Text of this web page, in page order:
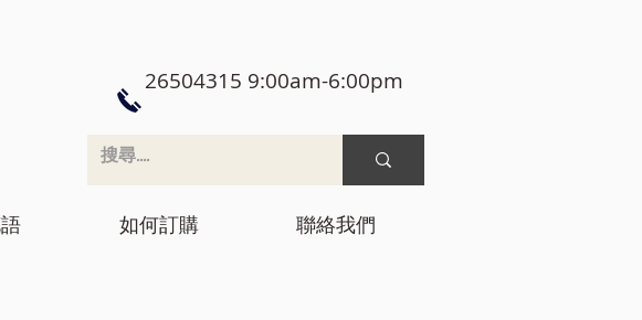
26504315 9:00am-6:00pm
如何訂購 聯絡我們